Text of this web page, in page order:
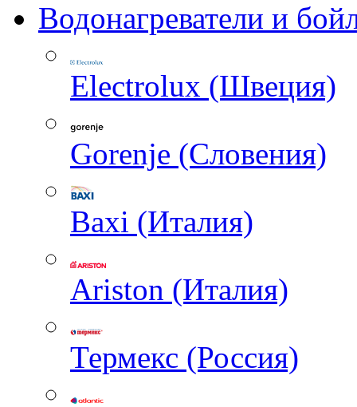
Водонагреватели и
Electrolux (Швеция)
Gorenje (Словения)
Baxi (Италия)
Ariston (Италия)
Термекс (Россия)